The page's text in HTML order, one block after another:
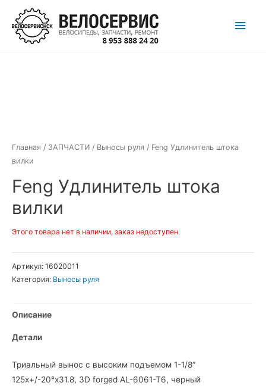
Перейти
содержимому
Главная / ЗАПЧАСТИ / Выносы руля / Feng Удлинитель штока
вилки
Feng Удлинитель штока
вилки
Этого товара нет в наличии, заказ недоступен.
Артикул: 16020011
Категория: Выносы руля
Описание
Детали
Триальный вынос с высоким подъемом 1-1/8″
125x+/-20°x31.8, 3D forged AL-6061-T6, черный